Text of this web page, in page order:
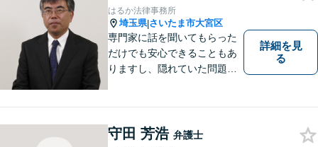
はるか法律事務所
埼玉県|さいたま市大宮区
専門家に話を聞いてもらった
だけでも安心できることもあ
りますし、隠れていた問題点
い。
詳細を見
る
守田 芳浩 弁護士